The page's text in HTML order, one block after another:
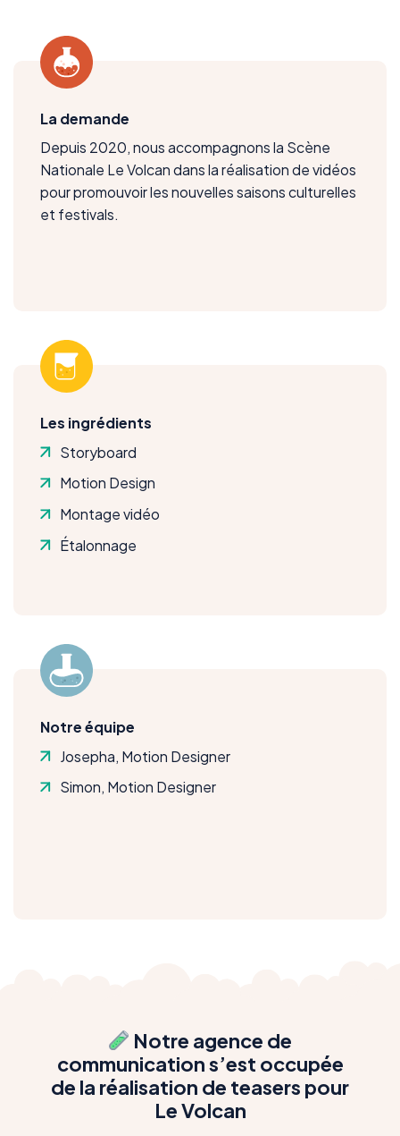
La demande
Depuis 2020, nous accompagnons la Scène
Nationale Le Volcan dans la réalisation de vidéos
pour promouvoir les nouvelles saisons culturelles
et festivals.
Les ingrédients
Storyboard
Motion Design
Montage vidéo
Étalonnage
Notre équipe
Josepha, Motion Designer
Simon, Motion Designer
Notre agence de
communication s’est occupée
de la réalisation de teasers pour
Le Volcan